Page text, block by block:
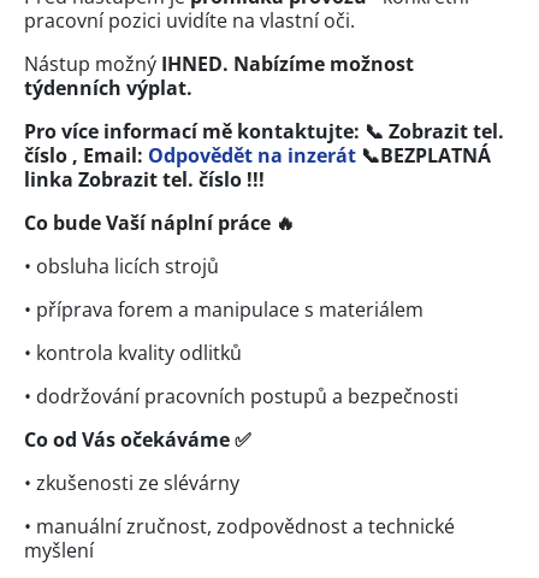
pracovní pozici uvidíte na vlastní oči.
Nástup možný IHNED. Nabízíme možnost
týdenních výplat.
Pro více informací mě kontaktujte: 📞 Zobrazit tel.
číslo , Email: Odpovědět na inzerát 📞BEZPLATNÁ
linka Zobrazit tel. číslo !!!
Co bude Vaší náplní práce 🔥
• obsluha licích strojů
• příprava forem a manipulace s materiálem
• kontrola kvality odlitků
• dodržování pracovních postupů a bezpečnosti
Co od Vás očekáváme ✅
• zkušenosti ze slévárny
• manuální zručnost, zodpovědnost a technické
myšlení